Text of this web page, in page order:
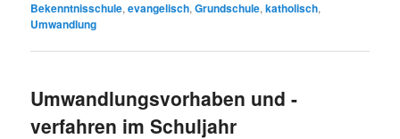
Bekenntnisschule,evangelisch,Grundschule,katholisch,
Umwandlung
Umwandlungsvorhaben und -
verfahren im Schuljahr